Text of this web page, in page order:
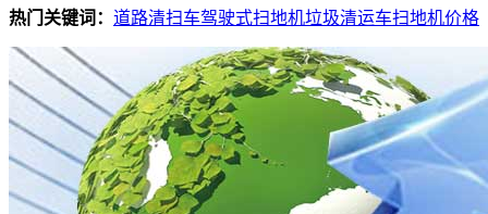
热门关键词： 道路清扫车驾驶式扫地机垃圾清运车扫地机价格